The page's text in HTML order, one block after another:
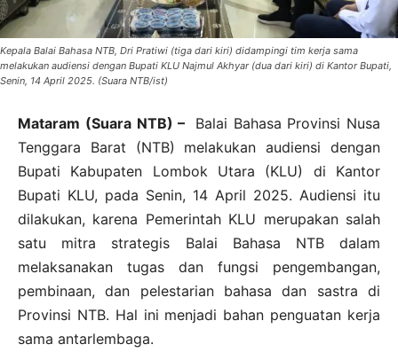
Kepala Balai Bahasa NTB, Dri Pratiwi (tiga dari kiri) didampingi tim kerja sama
melakukan audiensi dengan Bupati KLU Najmul Akhyar (dua dari kiri) di Kantor Bupati,
Senin, 14 April 2025. (Suara NTB/ist)
Mataram (Suara NTB) – Balai Bahasa Provinsi Nusa
Tenggara Barat (NTB) melakukan audiensi dengan
Bupati Kabupaten Lombok Utara (KLU) di Kantor
Bupati KLU, pada Senin, 14 April 2025. Audiensi itu
dilakukan, karena Pemerintah KLU merupakan salah
satu mitra strategis Balai Bahasa NTB dalam
melaksanakan tugas dan fungsi pengembangan,
pembinaan, dan pelestarian bahasa dan sastra di
Provinsi NTB. Hal ini menjadi bahan penguatan kerja
sama antarlembaga.